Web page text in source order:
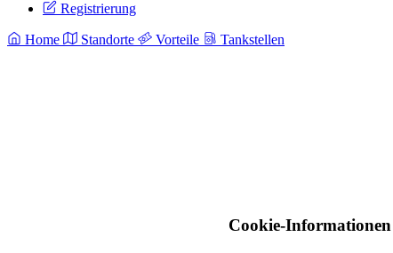
Registrierung
Home Standorte Vorteile Tankstellen
Cookie-Informationen